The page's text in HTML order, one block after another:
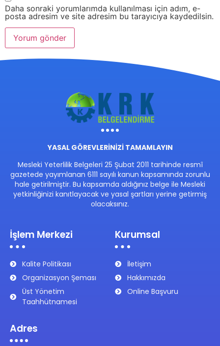
Daha sonraki yorumlarımda kullanılması için adım, e-
posta adresim ve site adresim bu tarayıcıya kaydedilsin.
YASAL GÖREVLERİNİZİ TAMAMLAYIN
Mesleki Yeterlilik Belgeleri 25 Şubat 2011 tarihinde resmî
gazetede yayımlanan 6111 sayılı kanun kapsamında zorunlu
hale getirilmiştir. Bu kapsamda aldığınız belge ile Mesleki
yetkinliğinizi kanıtlayacak ve yasal şartları yerine getirmiş
olacaksınız.
İşlem Merkezi
Kalite Politikası
Organizasyon Şeması
Üst Yönetim
Taahhütnamesi
Kurumsal
İletişim
Hakkımızda
Online Başvuru
Adres